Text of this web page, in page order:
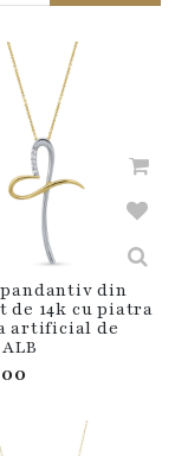
din
de 14k cu piatra
artificial de